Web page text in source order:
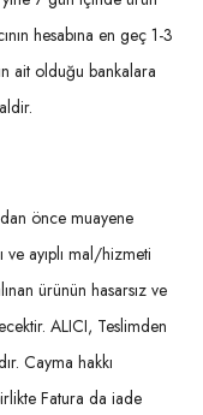
hesabına en geç 1-3
ait olduğu bankalara
önce muayene
ve ayıplı mal/hizmeti
ürünün hasarsız ve
ALICI, Teslimden
Cayma hakkı
Fatura da iade